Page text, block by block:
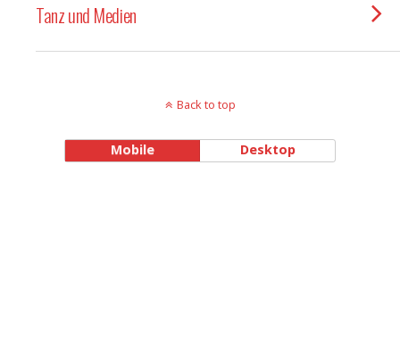
Tanz und Medien
Back to top
Mobile Desktop